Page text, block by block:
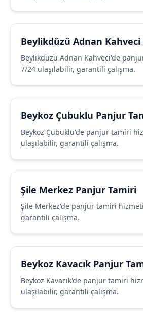
Beylikdüzü Adnan
Beylikdüzü Adnan Kahveci'de
7/24 ulaşılabilir, garantili çalışma.
Beykoz Çubuklu Panjur
Beykoz Çubuklu'de panjur tamiri
ulaşılabilir, garantili çalışma.
Şile Merkez Panjur Tamiri
Şile Merkez'de panjur tamiri
garantili çalışma.
Beykoz Kavacık Panjur
Beykoz Kavacık'de panjur tamiri
ulaşılabilir, garantili çalışma.